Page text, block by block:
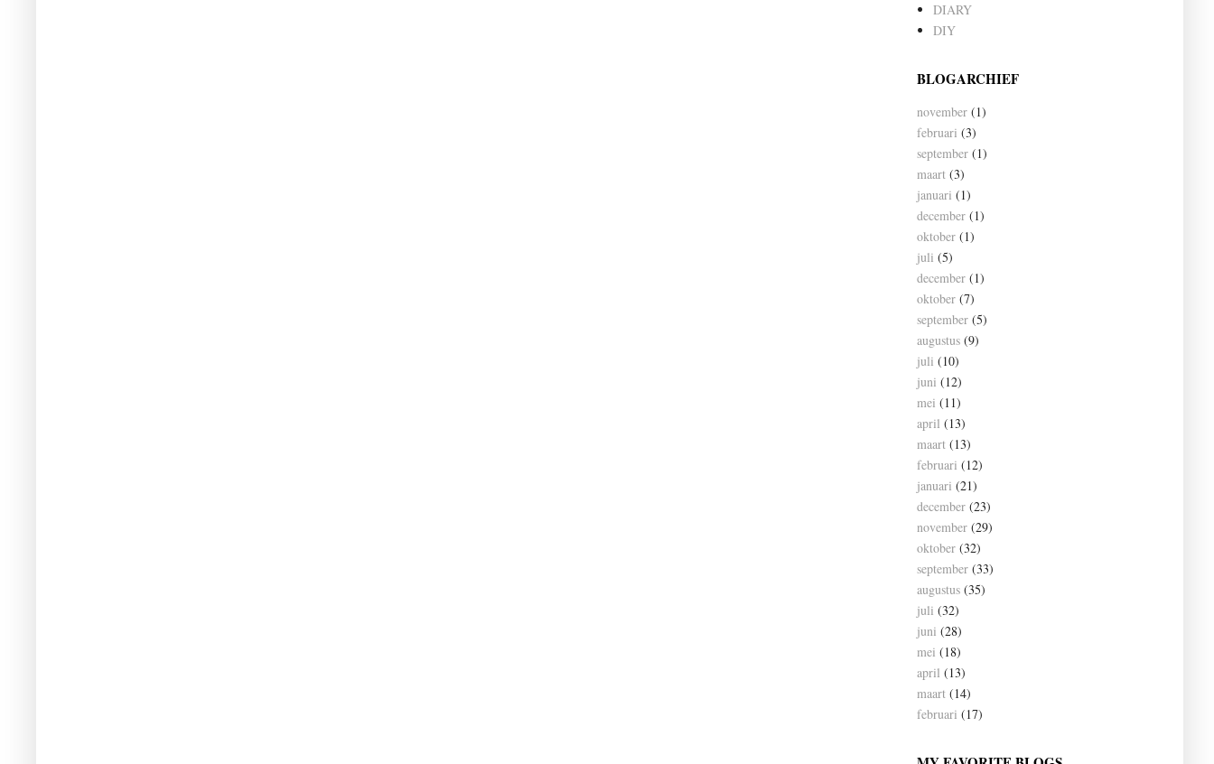
DIARY
DIY
BLOGARCHIEF
november (1)
februari (3)
september (1)
maart (3)
januari (1)
december (1)
oktober (1)
juli (5)
december (1)
oktober (7)
september (5)
augustus (9)
juli (10)
juni (12)
mei (11)
april (13)
maart (13)
februari (12)
januari (21)
december (23)
november (29)
oktober (32)
september (33)
augustus (35)
juli (32)
juni (28)
mei (18)
april (13)
maart (14)
februari (17)